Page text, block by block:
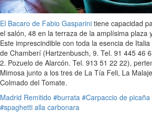
El Bacaro de Fabio Gasparini tiene capacidad
el salón, 48 en la terraza de la amplísima plaza
Este imprescindible con toda la esencia de
de Chamberí (Hartzenbusch, 9. Tel. 91 445 46
2. Pozuelo de Alarcón. Tel. 913 51 22 22),
Mimosa junto a los tres de La Tía Feli, La
Colmado del Tomate.
Madrid Remitido #burrata #Carpaccio de picaña
#spaghetti alla carbonara